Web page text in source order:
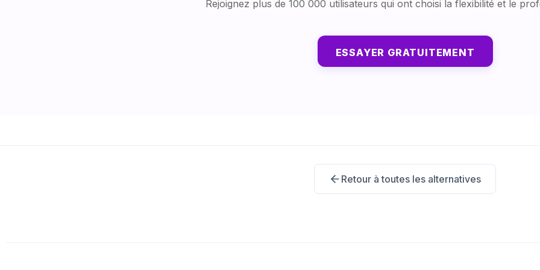
Rejoignez plus de 100 000 utilisateurs qui ont choisi la flexibilité et le
ESSAYER GRATUITEMENT
Retour à toutes les alternatives